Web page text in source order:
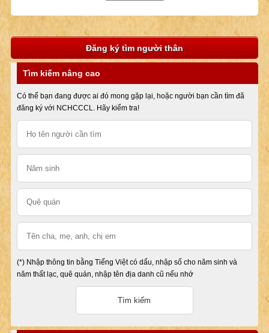
Đăng ký tìm người thân
Tìm kiếm nâng cao
Có thể bạn đang được ai đó mong gặp lại, hoặc người bạn cần tìm đã
đăng ký với NCHCCCL. Hãy kiểm tra!
(*) Nhập thông tin bằng Tiếng Việt có dấu, nhập số cho năm sinh và
năm thất lạc, quê quán, nhập tên địa danh cũ nếu nhớ